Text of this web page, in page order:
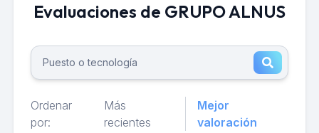
Evaluaciones de GRUPO ALNUS
Ordenar
por:
Más
recientes
Mejor
valoración